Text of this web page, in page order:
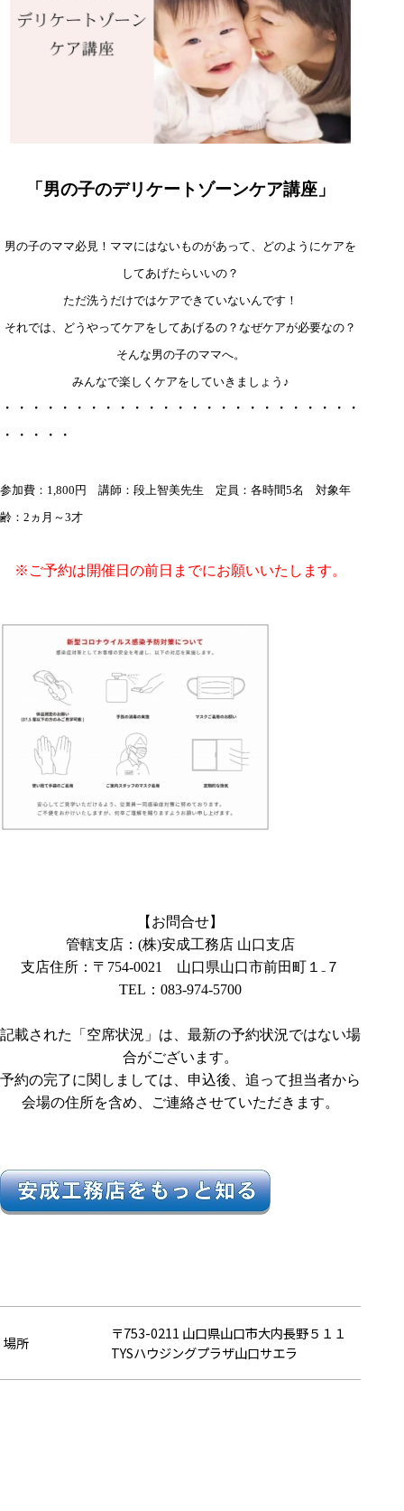
「男の子のデリケートゾーンケア講座 」
男の子のママ必見！ママにはないものがあって、どのようにケアを
してあげたらいいの？
ただ洗うだけではケアできていないんです！
それでは、どうやってケアをしてあげるの？なぜケアが必要なの？
そんな男の子のママへ。
みんなで楽しくケアをしていきましょう♪
・・・・・・・・・・・・・・・・・・・・・・・・・
・・・・・
参加費：1,800円 講師：段上智美先生 定員：各時間5名 対象年
齢：2ヵ月～3才
※ご予約は開催日の前日までにお願いいたします。
【お問合せ】
管轄支店：(株)安成工務店 山口支店
支店住所：〒 754-0021
山口県山口市前田町１₋７
TEL：083-974-5700
記載された「空席状況」は、最新の予約状況ではない場
合がございます。
予約の完了に関しましては、申込後、追って担当者から
会場の住所を含め、ご連絡させていただきます。
場所
〒753-0211 山口県山口市大内長野５１１
TYSハウジングプラザ山口サエラ